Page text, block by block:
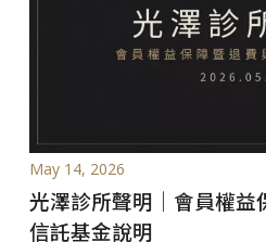
May 14, 2026
光澤診所聲明｜會員權益
信託基金說明